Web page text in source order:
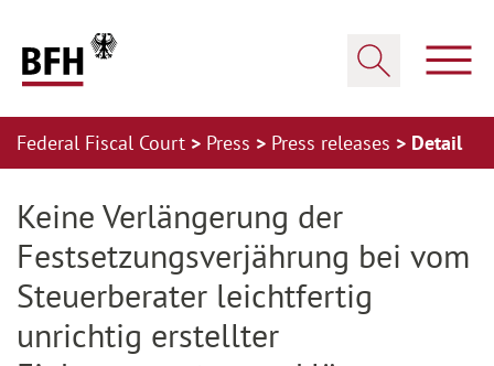
Federal Fiscal Court Press Press releases Detail
Keine Verlängerung der
Festsetzungsverjährung bei vom
Steuerberater leichtfertig
unrichtig erstellter